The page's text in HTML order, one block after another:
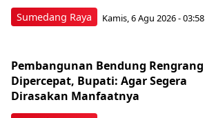
Sumedang Raya Kamis, 6 Agu 2026 - 03:58
Pembangunan Bendung Rengrang
Dipercepat, Bupati: Agar Segera
Dirasakan Manfaatnya